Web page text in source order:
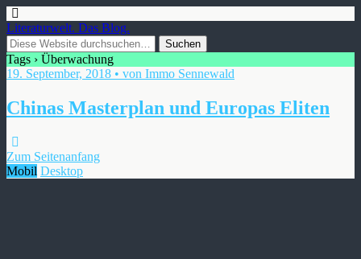
Literaturwelt. Das Blog.
Tags › Überwachung
19. September, 2018 • von Immo Sennewald
Chinas Masterplan und Europas Eliten
Zum Seitenanfang
Mobil Desktop